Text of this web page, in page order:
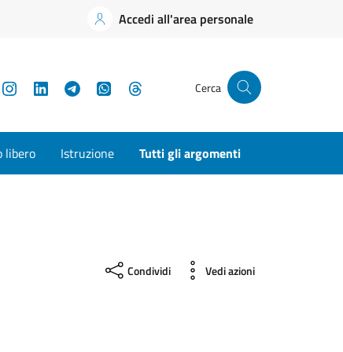
Accedi all'area personale
InstagramLinkedInTelegramWhatsApp Cerca
libero Istruzione Tutti gli argomenti
Condividi Vedi azioni